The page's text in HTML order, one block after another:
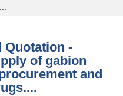
Quotation -
of gabion
and